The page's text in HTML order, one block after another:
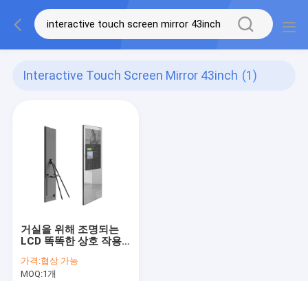
Interactive Touch Screen Mirror 43inch (1)
거실을 위해 조명되는
LCD 똑똑한 상호 작용
43inch
가격:협상 가능
MOQ:1개